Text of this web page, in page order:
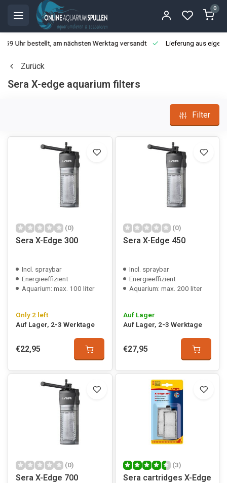
0
Uhr bestellt, am nächsten Werktag versandt Lieferung aus
Zurück
Sera X-edge aquarium filters
Filter
(0)
Sera X-Edge 300
Incl. spraybar
Energieeffizient
Aquarium: max. 100 liter
Only 2 left
Auf Lager, 2-3 Werktage
€22,95
(0)
Sera X-Edge 450
Incl. spraybar
Energieeffizient
Aquarium: max. 200 liter
Auf Lager
Auf Lager, 2-3 Werktage
€27,95
(0)
Sera X-Edge 700
(3)
Sera cartridges X-Edge